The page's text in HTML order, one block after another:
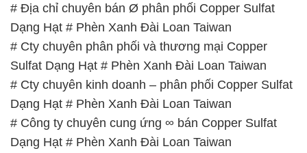
# Địa chỉ chuyên bán Ø phân phối Copper Sulfat
Dạng Hạt # Phèn Xanh Đài Loan Taiwan
# Cty chuyên phân phối và thương mại Copper
Sulfat Dạng Hạt # Phèn Xanh Đài Loan Taiwan
# Cty chuyên kinh doanh – phân phối Copper Sulfat
Dạng Hạt # Phèn Xanh Đài Loan Taiwan
# Công ty chuyên cung ứng ∞ bán Copper Sulfat
Dạng Hạt # Phèn Xanh Đài Loan Taiwan